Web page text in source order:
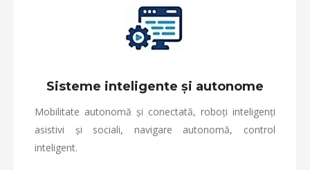
Sisteme inteligente și autonome
Mobilitate autonomă și conectată, roboți inteligenți
asistivi și sociali, navigare autonomă, control
inteligent.